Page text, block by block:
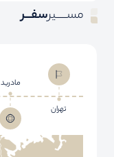
مســـــیرسفـــر
تهران
مادرید